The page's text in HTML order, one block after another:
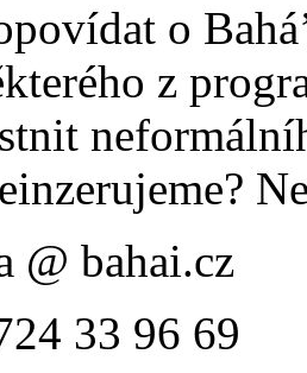
o
z
@ bahai.cz
33 96 69